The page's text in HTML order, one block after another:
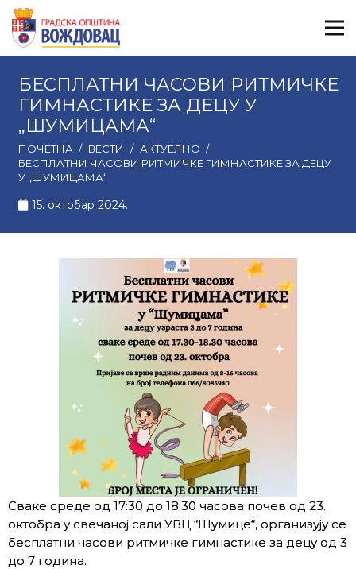
БЕСПЛАТНИ ЧАСОВИ РИТМИЧКЕ
ГИМНАСТИКЕ ЗА ДЕЦУ У
„ШУМИЦАМА“
ПОЧЕТНА / ВЕСТИ / АКТУЕЛНО /
БЕСПЛАТНИ ЧАСОВИ РИТМИЧКЕ ГИМНАСТИКЕ ЗА ДЕЦУ
У „ШУМИЦАМА“
15. октобар 2024.
Сваке среде од 17:30 до 18:30 часова почев од 23.
октобра у свечаној сали УВЦ “Шумице“, организују се
бесплатни часови ритмичке гимнастике за децу од 3
до 7 година.